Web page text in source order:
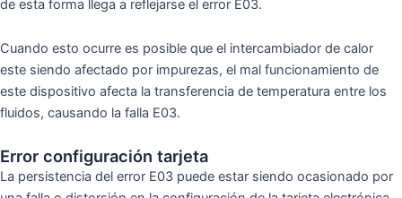
de esta forma llega a reflejarse el error E03.
Cuando esto ocurre es posible que el intercambiador de calor
este siendo afectado por impurezas, el mal funcionamiento de
este dispositivo afecta la transferencia de temperatura entre los
fluidos, causando la falla E03.
Error configuración tarjeta
La persistencia del error E03 puede estar siendo ocasionado por